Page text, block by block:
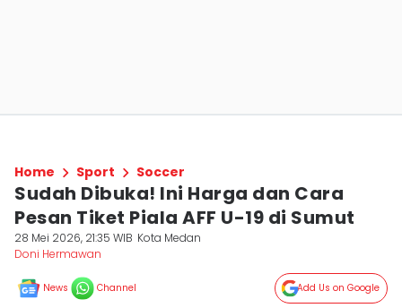
Home Sport Soccer
Sudah Dibuka! Ini Harga dan Cara
Pesan Tiket Piala AFF U-19 di Sumut
28 Mei 2026, 21:35 WIB Kota Medan
Doni Hermawan
News Channel Add Us on Google